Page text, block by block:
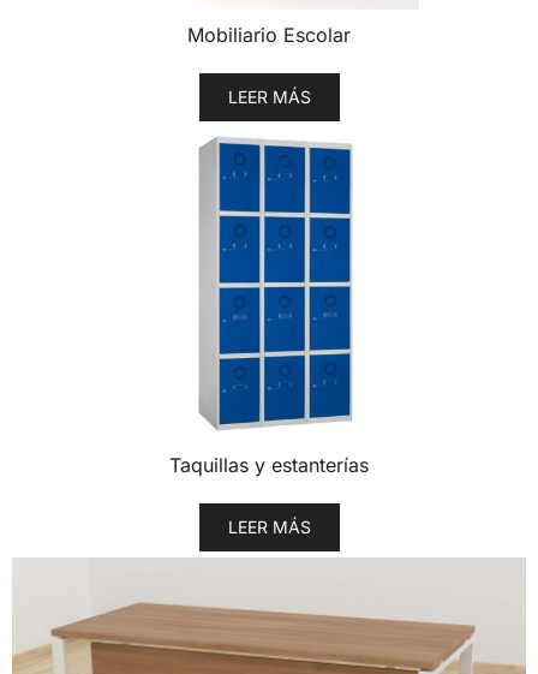
Mobiliario Escolar
LEER MÁS
Taquillas y estanterías
LEER MÁS